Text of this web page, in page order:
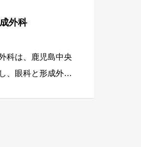
外科
科は、鹿児島中央
、眼科と形成外科